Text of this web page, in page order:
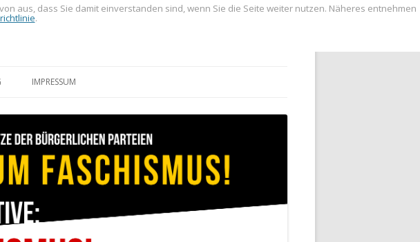
IMPRESSUM
aus, dass Sie damit einverstanden sind, wenn Sie die Seite weiter nutzen. Näheres entnehmen
.